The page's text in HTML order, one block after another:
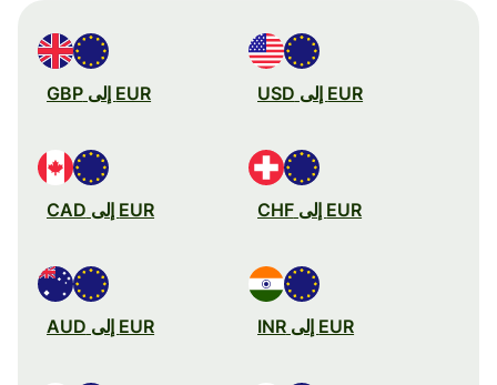
EUR إلى USD EUR إلى GBP
EUR إلى CHF EUR إلى CAD
EUR إلى INR EUR إلى AUD